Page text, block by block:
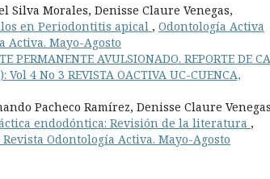
Silva Morales, Denisse Claure Venegas,
en Periodontitis apical , Odontología Activa
Activa. Mayo-Agosto
PERMANENTE AVULSIONADO. REPORTE DE
4 No 3 REVISTA OACTIVA UC-CUENCA,
Pacheco Ramírez, Denisse Claure
endodóntica: Revisión de la literatura ,
Odontología Activa. Mayo-Agosto